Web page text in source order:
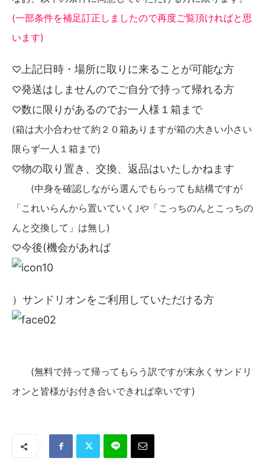
(一部条件を補足訂正しましたので再度ご覧頂ければと思
います)
♡上記日時・場所に取りに来ることが可能な方
♡発送はしませんのでご自分で持って帰れる方
♡数に限りがあるのでお一人様１箱まで
(箱は大小合わせて約２０箱ありますが箱の大きい小さい
限らず一人１箱まで)
♡物の取り置き、交換、返品はいたしかねます
(中身を確認しながら選んでもらっても結構ですが
「これいらんから置いていく｣や「こっちのんとこっちの
んと交換して」は無し)
♡今後(機会があれば
）サンドリオンをご利用していただける方
(無料で持って帰ってもらう訳ですが末永くサンドリ
オンと皆様がお付き合いできれば幸いです)